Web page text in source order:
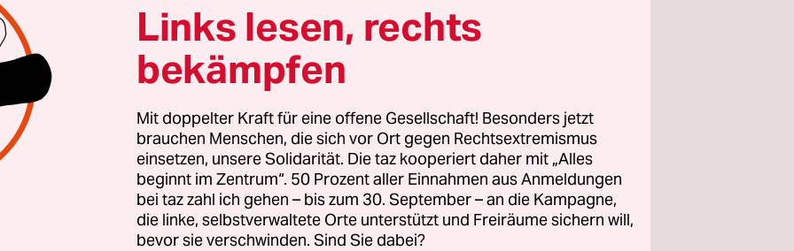
stellt sich vor“ von Heiner Mühlenbrock und Markus
diese Anstrengungen dokumentiert, die Kamera
beim Geburtstagfeiern, bei der Aufzeichnung seiner
Studio, beim Ausruhen im unaufgeräumten
ein realistisches Portrait eines alternden Mannes in
die Normalität von Versagen im Alltag, die traurigen
des Fernsehwelt, die kamikazehaften
im Offenen Kanal, ohne dass dabei etwas
Dosts nervöser Scherzhaftigkeit verloren geht.
Links lesen, rechts
bekämpfen
Mit doppelter Kraft für eine offene Gesellschaft! Besonders jetzt
brauchen Menschen, die sich vor Ort gegen Rechtsextremismus
einsetzen, unsere Solidarität. Die taz kooperiert daher mit „Alles
beginnt im Zentrum“. 50 Prozent aller Einnahmen aus Anmeldungen
bei taz zahl ich gehen – bis zum 30. September – an die Kampagne,
die linke, selbstverwaltete Orte unterstützt und Freiräume sichern will,
bevor sie verschwinden. Sind Sie dabei?